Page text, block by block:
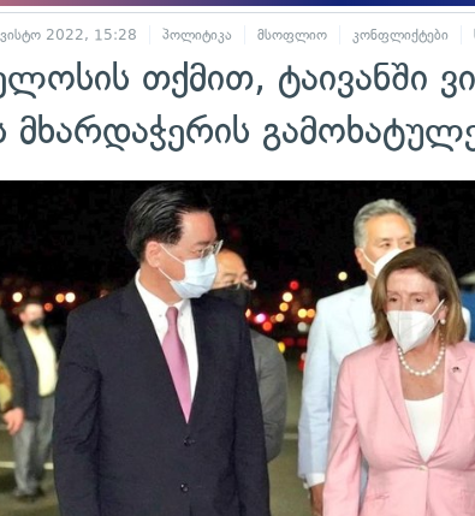
2022, 15:28 პოლიტიკა მსოფლიო კონფლიქტები
თქმით, ტაივანში
მხარდაჭერის